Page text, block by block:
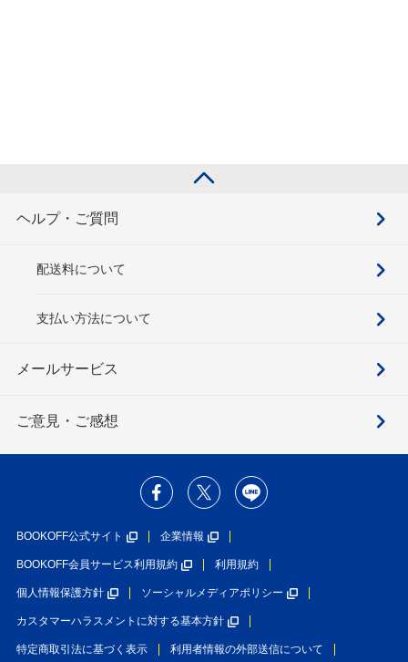
ヘルプ・ご質問
配送料について
支払い方法について
メールサービス
ご意見・ご感想
BOOKOFF公式サイト 企業情報
BOOKOFF会員サービス利用規約 利用規約
個人情報保護方針 ソーシャルメディアポリシー
カスタマーハラスメントに対する基本方針
特定商取引法に基づく表示 利用者情報の外部送信について